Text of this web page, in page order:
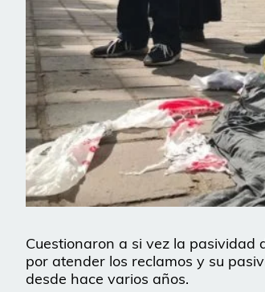
Cuestionaron a si vez la pasividad
por atender los reclamos y su
desde hace varios años.